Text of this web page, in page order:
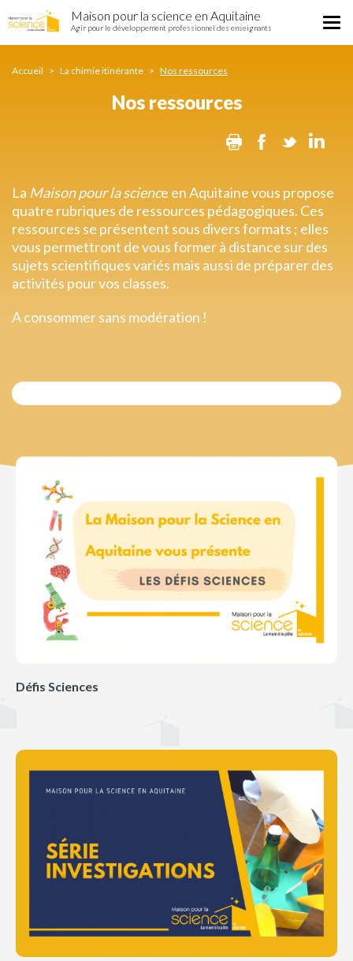
ressources
au
Maison pour la science en Aquitaine
Agir pour le développement professionnel des enseignants
Accueil La chimie itinérante Nos ressources
Nos ressources
Print Facebook
Twitter
La Maison pour la science en Aquitaine vous propose
quatre rubriques de ressources pédagogiques. Ces
ressources se présentent sous divers formats ; elles
vous permettront de vous former à distance sur des
sujets scientifiques variés mais aussi de préparer des
activités pour vos classes.
A consommer sans modération !
Défis Sciences